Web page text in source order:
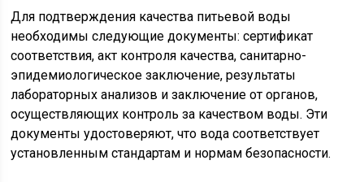
Для подтверждения качества питьевой воды
необходимы следующие документы: сертификат
соответствия, акт контроля качества, санитарно-
эпидемиологическое заключение, результаты
лабораторных анализов и заключение от органов,
осуществляющих контроль за качеством воды. Эти
документы удостоверяют, что вода соответствует
установленным стандартам и нормам безопасности.